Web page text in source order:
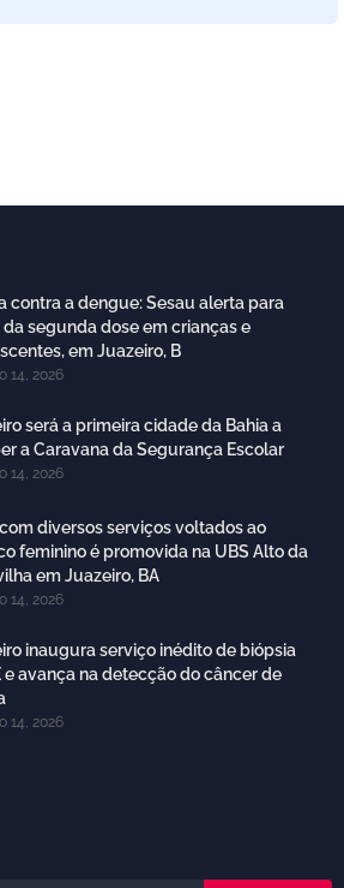
contra a dengue: Sesau alerta para
da segunda dose em crianças e
em Juazeiro, B
14, 2026
será a primeira cidade da Bahia a
a Caravana da Segurança Escolar
14, 2026
diversos serviços voltados ao
feminino é promovida na UBS Alto da
em Juazeiro, BA
14, 2026
inaugura serviço inédito de biópsia
e avança na detecção do câncer de
14, 2026